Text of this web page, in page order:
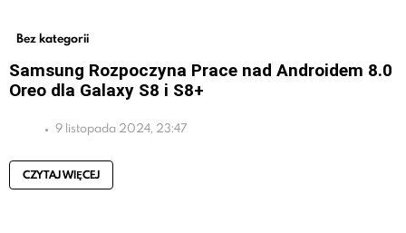
Bez kategorii
Samsung Rozpoczyna Prace nad Androidem 8.0
Oreo dla Galaxy S8 i S8+
9 listopada 2024, 23:47
CZYTAJ WIĘCEJ